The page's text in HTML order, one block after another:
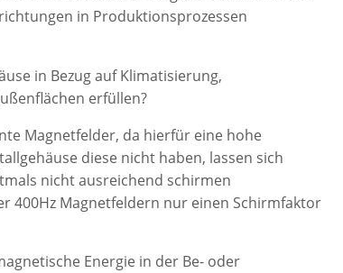
in Produktionsprozessen
in Bezug auf Klimatisierung,
erfüllen?
Magnetfelder, da hierfür eine hohe
diese nicht haben, lassen sich
nicht ausreichend schirmen
400Hz Magnetfeldern nur einen Schirmfaktor
Energie in der Be- oder